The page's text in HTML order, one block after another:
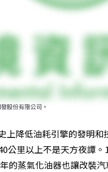
股份有限公司。
上降低油耗引擎的發明
公里以上不是天方夜譚
的蒸氣化油器也讓改裝